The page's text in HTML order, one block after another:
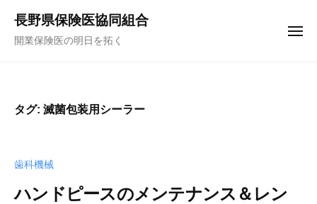
長野県保険医協同組合
開業保険医の明日を拓く
メ
タグ: 滅菌包装用シーラー
歯科機械
ハンドピースのメンテナンス＆レン